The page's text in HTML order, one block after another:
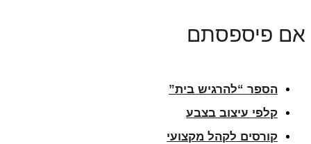
אם פיספסתם
הספר “להרגיש בית”
קלפי עיצוב בצבע
קורסים לקהל מקצועי